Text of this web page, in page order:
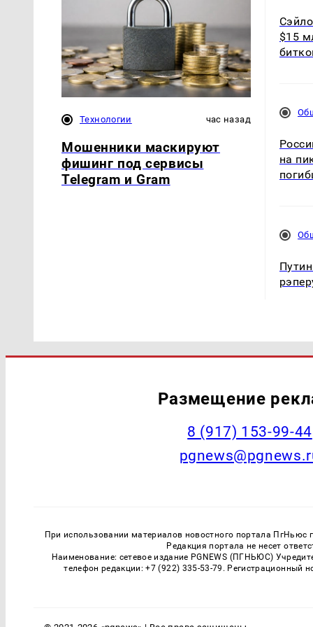
Технологии час назад
Мошенники маскируют
фишинг под сервисы
Telegram и Gram
$15
на
Размещение
‭8 (917) 153-99-44
При использовании материалов новостного портала ПгНьюс
Редакция портала не несет
Наименование: сетевое издание PGNEWS (ПГНЬЮС)
телефон редакции: +7 (922) 335-53-79.